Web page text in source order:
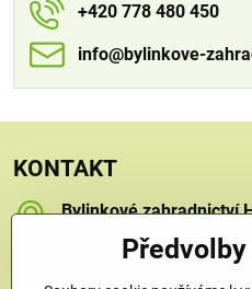
+420 778 480 450
info​​@bylinkove-
KONTAKT
Bylinkové zahradnictví
Petra Závorcová
Na Křečku 346